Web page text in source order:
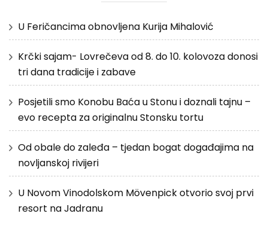
U Feričancima obnovljena Kurija Mihalović
Krčki sajam- Lovrečeva od 8. do 10. kolovoza donosi
tri dana tradicije i zabave
Posjetili smo Konobu Baća u Stonu i doznali tajnu –
evo recepta za originalnu Stonsku tortu
Od obale do zaleđa – tjedan bogat događajima na
novljanskoj rivijeri
U Novom Vinodolskom Mövenpick otvorio svoj prvi
resort na Jadranu